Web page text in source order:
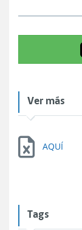
Ver más
AQUÍ
Tags